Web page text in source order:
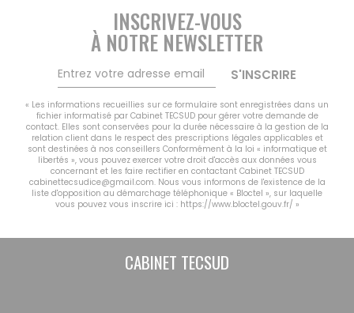
INSCRIVEZ-VOUS
À NOTRE NEWSLETTER
S'INSCRIRE
« Les informations recueillies sur ce formulaire sont enregistrées dans un
fichier informatisé par Cabinet TECSUD pour gérer votre demande de
contact. Elles sont conservées pour la durée nécessaire à la gestion de la
relation client dans le respect des prescriptions légales applicables et
sont destinées à nos conseillers Conformément à la loi « informatique et
libertés », vous pouvez exercer votre droit d'accès aux données vous
concernant et les faire rectifier en contactant Cabinet TECSUD
cabinettecsudice@gmail.com. Nous vous informons de l'existence de la
liste d'opposition au démarchage téléphonique « Bloctel », sur laquelle
vous pouvez vous inscrire ici : https://www.bloctel.gouv.fr/ »
CABINET TECSUD